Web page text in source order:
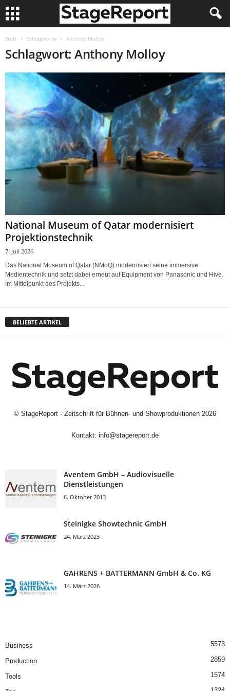
Start Schlagworte Anthony Molloy
Schlagwort: Anthony Molloy
National Museum of Qatar modernisiert
Projektionstechnik
7. Juli 2026
Das National Museum of Qatar (NMoQ) modernisiert seine immersive
Medientechnik und setzt dabei erneut auf Equipment von Panasonic und Hive.
Im Mittelpunkt des Projekts...
BELIEBTE ARTIKEL
© StageReport - Zeitschrift für Bühnen- und Showproduktionen 2026
Kontakt: info@stagereport.de
Aventem GmbH – Audiovisuelle
Dienstleistungen
6. Oktober 2013
Steinigke Showtechnic GmbH
24. März 2023
GAHRENS + BATTERMANN GmbH & Co. KG
14. März 2026
Business 5573
Production 2859
Tools 1574